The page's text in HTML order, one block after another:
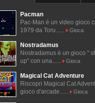
Pacman
Pac-Man é un video gioco
1979 da Toru......
Gioca
Nostradamus
Nostradamus è un gioco "
up" con una......
Gioca
Magical Cat Adventure
Riscopri Magical Cat
gioco d'arcade......
Gioca